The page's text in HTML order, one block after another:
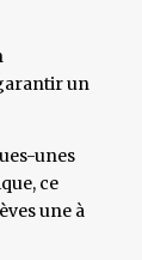
un
unes
ce
une à